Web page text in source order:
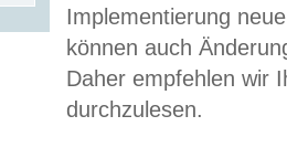
Implementierung
können auch
Daher empfehlen wir
durchzulesen.